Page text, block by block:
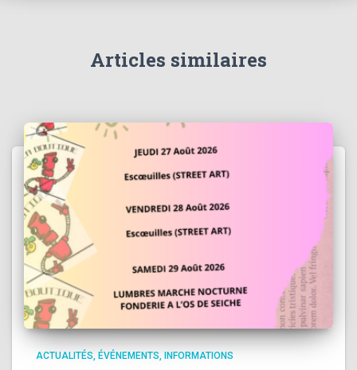
Articles similaires
ACTUALITÉS ÉVÉNEMENTS INFORMATIONS